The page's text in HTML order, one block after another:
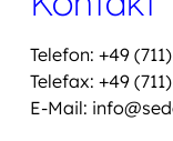
Telefon: +49
Telefax: +49
E-Mail: